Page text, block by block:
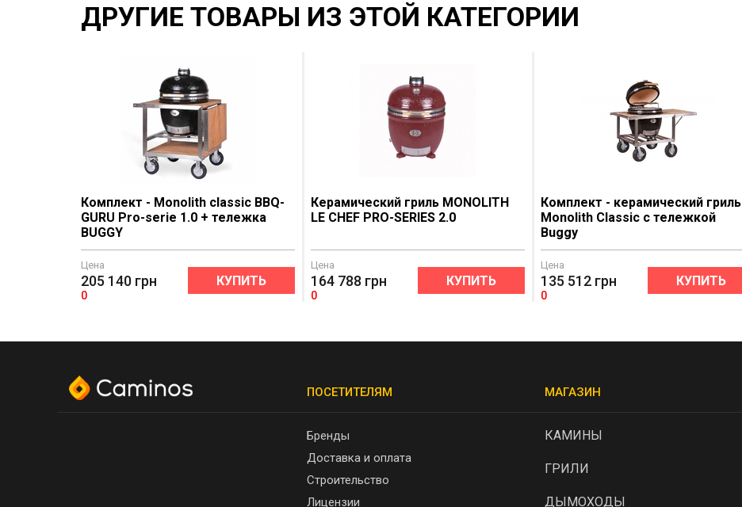
ДРУГИЕ ТОВАРЫ ИЗ ЭТОЙ КАТЕГОРИИ
Комплект - Monolith classic BBQ-
GURU Pro-serie 1.0 + тележка
BUGGY
Цена
205 140 грн
0
КУПИТЬ
Керамический гриль MONOLITH
LE CHEF PRO-SERIES 2.0
Цена
164 788 грн
0
КУПИТЬ
Комплект - керамический гриль
Monolith Classic с тележкой
Buggy
Цена
135 512 грн
0
КУПИТЬ
ПОСЕТИТЕЛЯМ
Бренды
Доставка и оплата
Строительство
Лицензии
МАГАЗИН
КАМИНЫ
ГРИЛИ
ДЫМОХОДЫ